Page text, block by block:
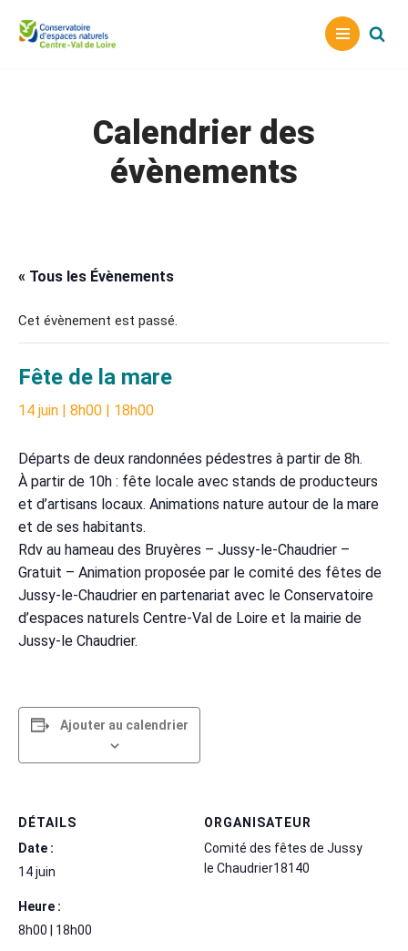
Aller
Calendrier des
évènements
« Tous les Évènements
Cet évènement est passé.
Fête de la mare
14 juin | 8h00 | 18h00
Départs de deux randonnées pédestres à partir de 8h.
À partir de 10h : fête locale avec stands de producteurs
et d’artisans locaux. Animations nature autour de la mare
et de ses habitants.
Rdv au hameau des Bruyères – Jussy-le-Chaudrier –
Gratuit – Animation proposée par le comité des fêtes de
Jussy-le-Chaudrier en partenariat avec le Conservatoire
d’espaces naturels Centre-Val de Loire et la mairie de
Jussy-le Chaudrier.
Ajouter au calendrier
DÉTAILS
Date :
14 juin
Heure :
8h00 | 18h00
ORGANISATEUR
Comité des fêtes de Jussy
le Chaudrier18140